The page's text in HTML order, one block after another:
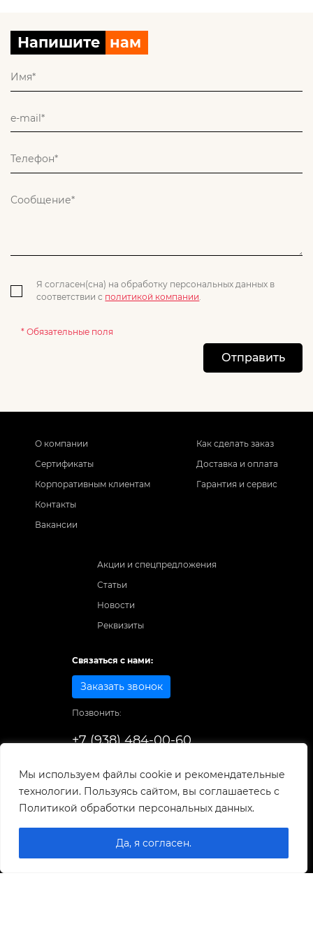
Мы используем файлы cookie и рекомендательные
технологии. Пользуясь сайтом, вы соглашаетесь с
Политикой обработки персональных данных.
Да, я согласен.
Напишите нам
Я согласен(сна) на обработку персональных данных в
соответствии с политикой компании.
* Обязательные поля
Отправить
О компании
Сертификаты
Корпоративным клиентам
Контакты
Вакансии
Как сделать заказ
Доставка и оплата
Гарантия и сервис
Акции и спецпредложения
Статьи
Новости
Реквизиты
Связаться с нами:
Заказать звонок
Позвонить:
+7 (938) 484-00-60
© 1998-2025
0